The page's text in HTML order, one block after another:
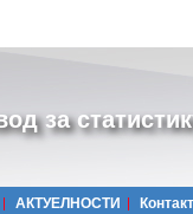
за
АКТУЕЛНОСТИ Контакт